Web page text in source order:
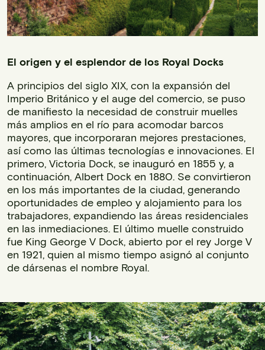
El origen y el esplendor de los Royal Docks
A principios del siglo XIX, con la expansión del
Imperio Británico y el auge del comercio, se puso
de manifiesto la necesidad de construir muelles
más amplios en el río para acomodar barcos
mayores, que incorporaran mejores prestaciones,
así como las últimas tecnologías e innovaciones. El
primero, Victoria Dock, se inauguró en 1855 y, a
continuación, Albert Dock en 1880. Se convirtieron
en los más importantes de la ciudad, generando
oportunidades de empleo y alojamiento para los
trabajadores, expandiendo las áreas residenciales
en las inmediaciones. El último muelle construido
fue King George V Dock, abierto por el rey Jorge V
en 1921, quien al mismo tiempo asignó al conjunto
de dársenas el nombre Royal.